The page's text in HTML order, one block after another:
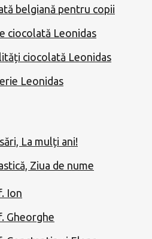
belgiană pentru copii
ciocolată Leonidas
ciocolată Leonidas
Leonidas
La mulți ani!
Ziua de nume
Ion
Gheorghe